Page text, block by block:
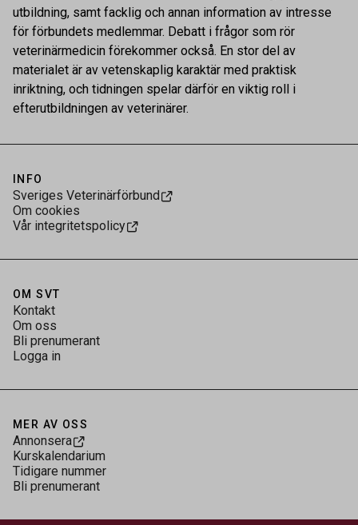
utbildning, samt facklig och annan information av intresse
för förbundets medlemmar. Debatt i frågor som rör
veterinärmedicin förekommer också. En stor del av
materialet är av vetenskaplig karaktär med praktisk
inriktning, och tidningen spelar därför en viktig roll i
efterutbildningen av veterinärer.
INFO
Sveriges Veterinärförbund
Om cookies
Vår integritetspolicy
OM SVT
Kontakt
Om oss
Bli prenumerant
Logga in
MER AV OSS
Annonsera
Kurskalendarium
Tidigare nummer
Bli prenumerant